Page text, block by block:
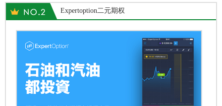
Expertoption二元期权